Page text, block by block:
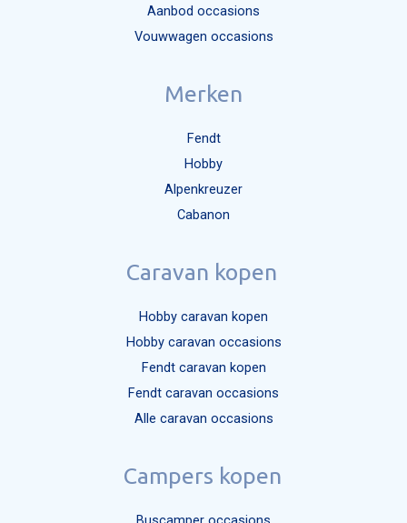
Mijn bericht versturenAanbod occasions
Vouwwagen occasions
Merken
Fendt
Hobby
Alpenkreuzer
Cabanon
Caravan kopen
Hobby caravan kopen
Hobby caravan occasions
Fendt caravan kopen
Fendt caravan occasions
Alle caravan occasions
Campers kopen